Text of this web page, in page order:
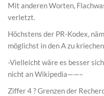
Mit anderen Worten,
verletzt.
Höchstens der PR-Kodex,
möglichst in den A zu
-Vielleicht wäre es besser
nicht an Wikipedia——–
Ziffer 4 ? Grenzen der